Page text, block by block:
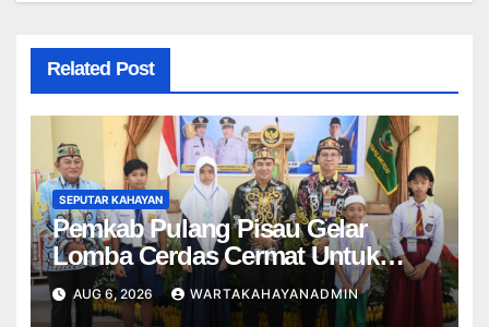
Related Post
SEPUTAR KAHAYAN
Pemkab Pulang Pisau Gelar
Lomba Cerdas Cermat Untuk
Pelajar
AUG 6, 2026 WARTAKAHAYANADMIN